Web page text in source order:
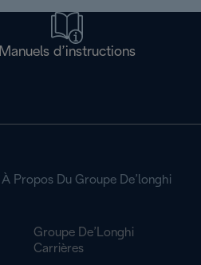
Manuels d’instructions
À Propos Du Groupe De’longhi
Groupe De’Longhi
Carrières